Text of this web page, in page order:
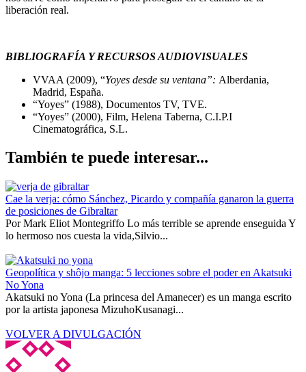
liberación real.
BIBLIOGRAFÍA Y RECURSOS AUDIOVISUALES
VVAA (2009), “Yoyes desde su ventana”: Alberdania,
Madrid, España.
“Yoyes” (1988), Documentos TV, TVE.
“Yoyes” (2000), Film, Helena Taberna, C.I.P.I
Cinematográfica, S.L.
También te puede interesar...
Cae la verja: cómo Sánchez, Picardo y compañía ganaron la guerra
de posiciones de Gibraltar
Por Mark Eliot Montegriffo Lo más terrible se aprende enseguida Y
lo hermoso nos cuesta la vida,Silvio...
Geopolítica y shôjo manga: 5 lecciones sobre el poder en Akatsuki
No Yona
Akatsuki no Yona (La princesa del Amanecer) es un manga escrito
por la artista japonesa MizuhoKusanagi...
VOLVER A DIVULGACIÓN